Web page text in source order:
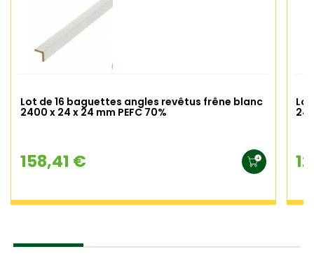
Lot de 16 baguettes angles revêtus frêne blanc
2400 x 24 x 24 mm PEFC 70%
158,41 €